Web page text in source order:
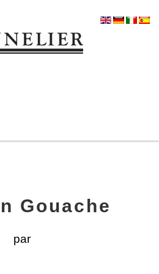
Gouache
par